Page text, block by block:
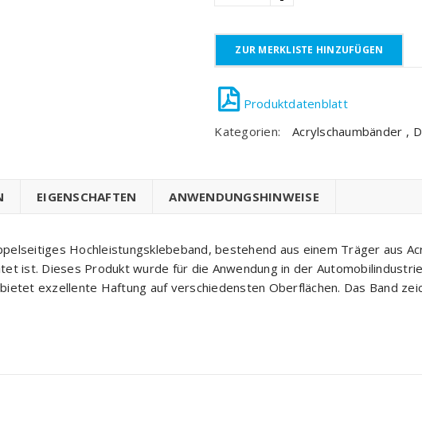
ZUR MERKLISTE HINZUFÜGEN
Kategorien: Acrylschaumbänder ,
EIGENSCHAFTEN ANWENDUNGSHINWEISE
Hochleistungsklebeband, bestehend aus einem Träger aus
ist. Dieses Produkt wurde für die Anwendung in der
exzellente Haftung auf verschiedensten Oberflächen. Das Band